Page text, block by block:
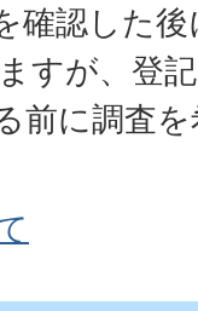
確認した
すが、登
前に調査